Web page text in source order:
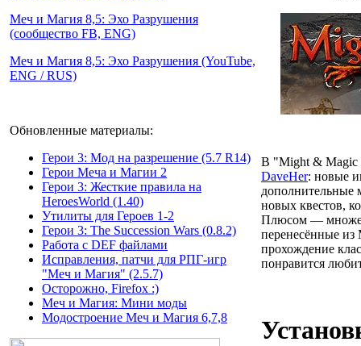
Меч и Магия 8,5: Эхо Разрушения
(сообщество FB, ENG)
Меч и Магия 8,5: Эхо Разрушения (YouTube,
ENG / RUS)
Обновленные материалы:
Герои 3: Мод на разрешение (5.7 R14)
Герои Меча и Магии 2
Герои 3: Жесткие правила на
HeroesWorld (1.40)
Утилиты для Героев 1-2
Герои 3: The Succession Wars (0.8.2)
Работа с DEF файлами
Исправления, патчи для РПГ-игр
"Меч и Магия" (2.5.7)
Осторожно, Firefox :)
Меч и Магия: Мини моды
Модостроение Mеч и Mагия 6,7,8
В "Might & Magic
DaveHer: новые
дополнительные
новых квестов,
Плюсом —
перенесённые из
прохождение
понравится